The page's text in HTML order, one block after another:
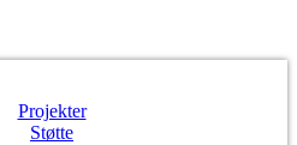
Projekter
Støtte